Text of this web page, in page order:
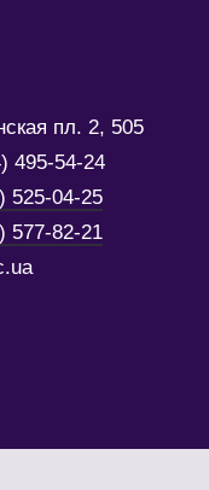
пл. 2, 505
495-54-24
525-04-25
577-82-21